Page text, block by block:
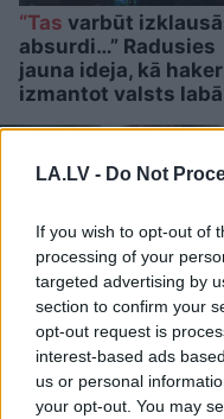
LA.LV - Do Not
If you wish to opt-out of
processing of your
targeted advertising by
section to confirm your
opt-out request is
interest-based ads
us or personal
your opt-out. You may
“Tas varbūt
absurdi…” Radusies
jauna ideja, kā
izmantot valsts labā